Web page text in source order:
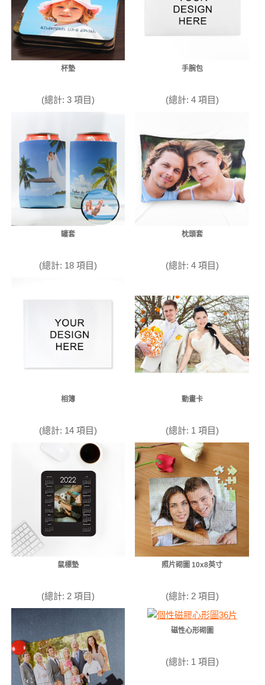
杯墊
(總計: 3 項目)
手腕包
(總計: 4 項目)
罐套
(總計: 18 項目)
枕頭套
(總計: 4 項目)
相簿
(總計: 14 項目)
動畫卡
(總計: 1 項目)
鼠標墊
(總計: 2 項目)
照片砌圖 10x8英寸
(總計: 2 項目)
磁性心形砌圖
(總計: 1 項目)